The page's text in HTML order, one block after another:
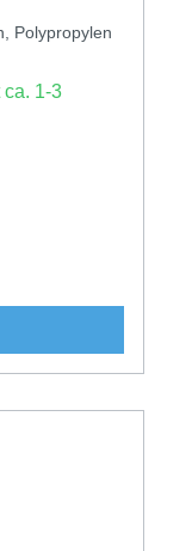
Polypropylen
ca. 1-3